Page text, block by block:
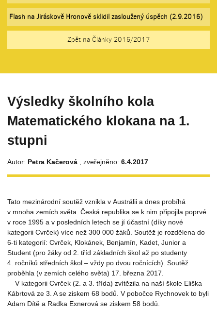
Flash na Jiráskově Hronově sklidil zasloužený úspěch (2.9.2016)
Zpět na Články 2016/2017
Výsledky školního kola
Matematického klokana na 1.
stupni
Autor: Petra Kačerová , zveřejněno: 6.4.2017
Tato mezinárodní soutěž vznikla v Austrálii a dnes probíhá
v mnoha zemích světa. Česká republika se k nim připojila poprvé
v roce 1995 a v posledních letech se jí účastní (díky nové
kategorii Cvrček) více než 300 000 žáků. Soutěž je rozdělena do
6-ti kategorií: Cvrček, Klokánek, Benjamín, Kadet, Junior a
Student (pro žáky od 2. tříd základních škol až po studenty
4. ročníků středních škol – vždy po dvou ročnících). Soutěž
proběhla (v zemích celého světa) 17. března 2017.
V kategorii Cvrček (2. a 3. třída) zvítězila na naší škole Eliška
Kábrtová ze 3. A se ziskem 68 bodů. V pobočce Rychnovek to byli
Adam Dítě a Radka Exnerová se ziskem 58 bodů.